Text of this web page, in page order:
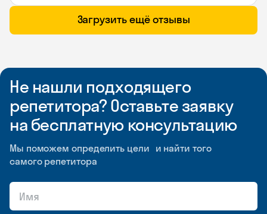
Загрузить ещё отзывы
Не нашли подходящего
репетитора? Оставьте заявку
на бесплатную консультацию
Мы поможем определить цели и найти того
самого репетитора